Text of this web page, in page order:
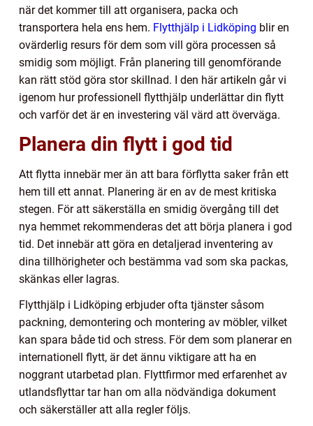
när det kommer till att organisera, packa och
transportera hela ens hem. Flytthjälp i Lidköping blir en
ovärderlig resurs för dem som vill göra processen så
smidig som möjligt. Från planering till genomförande
kan rätt stöd göra stor skillnad. I den här artikeln går vi
igenom hur professionell flytthjälp underlättar din flytt
och varför det är en investering väl värd att överväga.
Planera din flytt i god tid
Att flytta innebär mer än att bara förflytta saker från ett
hem till ett annat. Planering är en av de mest kritiska
stegen. För att säkerställa en smidig övergång till det
nya hemmet rekommenderas det att börja planera i god
tid. Det innebär att göra en detaljerad inventering av
dina tillhörigheter och bestämma vad som ska packas,
skänkas eller lagras.
Flytthjälp i Lidköping erbjuder ofta tjänster såsom
packning, demontering och montering av möbler, vilket
kan spara både tid och stress. För dem som planerar en
internationell flytt, är det ännu viktigare att ha en
noggrant utarbetad plan. Flyttfirmor med erfarenhet av
utlandsflyttar tar han om alla nödvändiga dokument
och säkerställer att alla regler följs.